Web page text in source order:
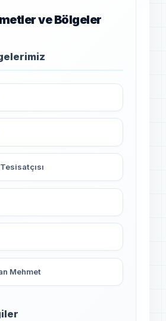
ve Bölgeler
Mehmet